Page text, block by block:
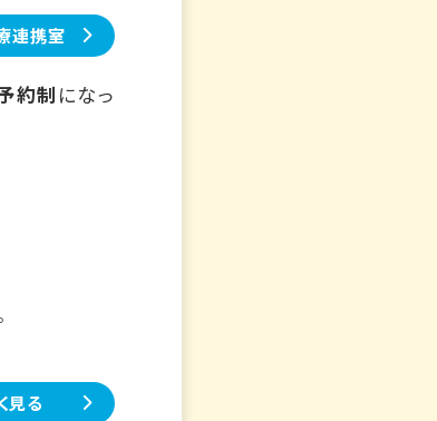
連携室
約制 になっ
見る